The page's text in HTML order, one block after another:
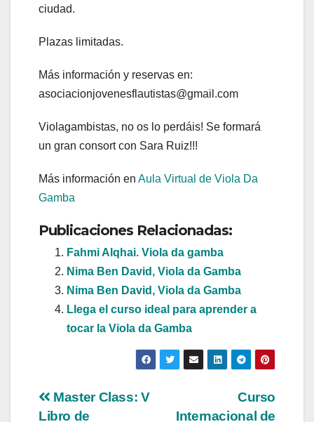
ciudad.
Plazas limitadas.
Más información y reservas en:
asociacionjovenesflautistas@gmail.com
Violagambistas, no os lo perdáis! Se formará
un gran consort con Sara Ruiz!!!
Más información en Aula Virtual de Viola Da
Gamba
Publicaciones Relacionadas:
Fahmi Alqhai. Viola da gamba
Nima Ben David, Viola da Gamba
Nima Ben David, Viola da Gamba
Llega el curso ideal para aprender a
tocar la Viola da Gamba
Navegación
Curso
Internacional de
Master Class: V
Libro de